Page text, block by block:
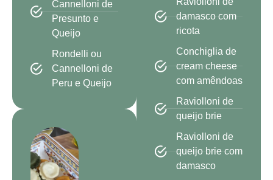
Cannelloni de
Presunto e
Queijo
Rondelli ou
Cannelloni de
Peru e Queijo
damasco com
ricota
Conchiglia de
cream cheese
com amêndoas
Raviolloni de
queijo brie
Raviolloni de
queijo brie com
damasco